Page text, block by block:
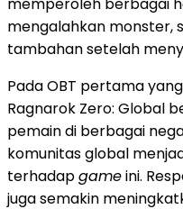
mengalahkan monster,
tambahan setelah
Pada OBT pertama
Ragnarok Zero: Global
pemain di berbagai
komunitas global
terhadapgameini.
juga semakin